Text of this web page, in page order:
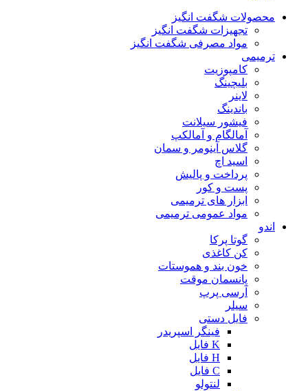
محصولات شگفت انگیز
تجهیزات شگفت انگیز
مواد مصرفی شگفت انگیز
ترمیمی
کامپوزیت
بلیچینگ
لاینر
باندینگ
فیشور سیلانت
آمالگام و آمالکپ
گلاس آینومر و سمان
اسید اچ
پرداخت و پالیش
پست و کور
ابزار های ترمیمی
مواد عمومی ترمیمی
اندو
گوتا پرکا
کن کاغذی
خون بند و هموستات
پانسمان موقت
آرسی پرپ
سیلر
فایل دستی
فینگر اسپریدر
K فایل
H فایل
C فایل
لنتولو